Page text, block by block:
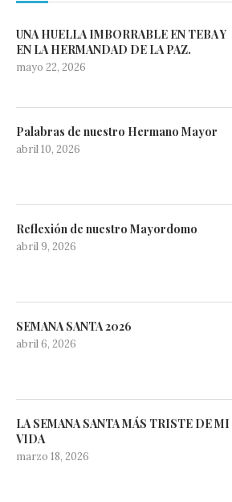
UNA HUELLA IMBORRABLE EN TEBA Y
EN LA HERMANDAD DE LA PAZ.
mayo 22, 2026
Palabras de nuestro Hermano Mayor
abril 10, 2026
Reflexión de nuestro Mayordomo
abril 9, 2026
SEMANA SANTA 2026
abril 6, 2026
LA SEMANA SANTA MÁS TRISTE DE MI
VIDA
marzo 18, 2026